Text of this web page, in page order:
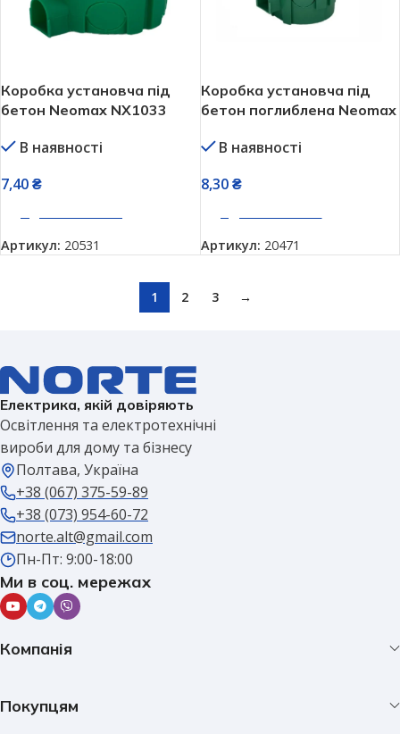
Коробка установча під
бетон Neomax NX1033
В наявності
7,40₴
Артикул: 20531
Коробка установча під
бетон поглиблена Neomax
В наявності
8,30₴
Артикул: 20471
1 2 3 →
Електрика, якій довіряють
Освітлення та електротехнічні
вироби для дому та бізнесу
Полтава, Україна
+38 (067) 375-59-89
+38 (073) 954-60-72
norte.alt@gmail.com
Пн-Пт: 9:00-18:00
Ми в соц. мережах
Компанія
Покупцям